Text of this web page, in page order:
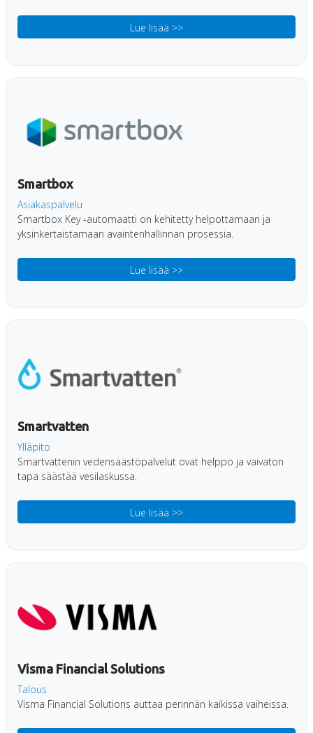
Lue lisää >>
Smartbox
Asiakaspalvelu
Smartbox Key -automaatti on kehitetty helpottamaan ja
yksinkertaistamaan avaintenhallinnan prosessia.
Lue lisää >>
Smartvatten
Ylläpito
Smartvattenin vedensäästöpalvelut ovat helppo ja vaivaton
tapa säästää vesilaskussa.
Lue lisää >>
Visma Financial Solutions
Talous
Visma Financial Solutions auttaa perinnän kaikissa vaiheissa.